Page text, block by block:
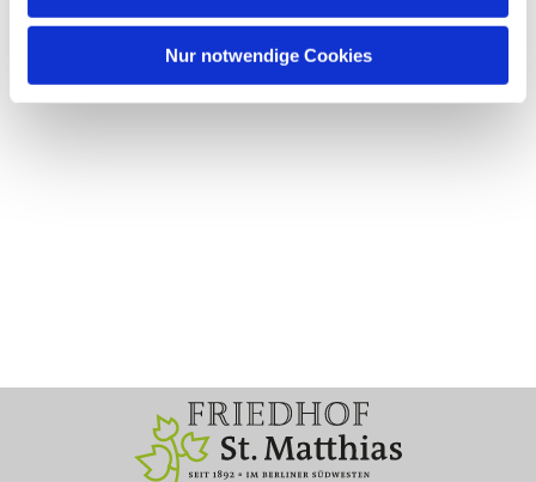
Nur notwendige Cookies